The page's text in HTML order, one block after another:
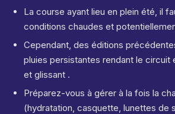
La course ayant lieu en plein été, il
conditions chaudes et
Cependant, des éditions
pluies persistantes rendant le circuit
et glissant .
Préparez-vous à gérer à la fois la
(hydratation, casquette, lunettes de